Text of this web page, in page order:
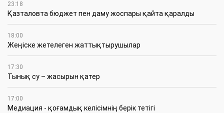
23:18
Қазталовта бюджет пен даму жоспары қайта қаралды
18:00
Жеңіске жетелеген жаттықтырушылар
17:30
Тынық су – жасырын қатер
17:00
Медиация - қоғамдық келісімнің берік тетігі